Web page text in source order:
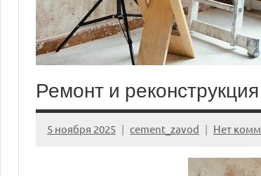
Ремонт и
5 ноября 2025 cement_zavod Нет